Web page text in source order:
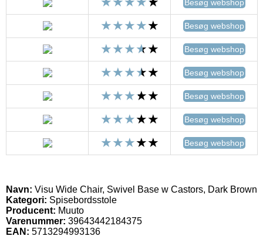
Besøg webshop
Besøg webshop
Besøg webshop
Besøg webshop
Besøg webshop
Besøg webshop
Besøg webshop
Navn: Visu Wide Chair, Swivel Base w Castors, Dark Brown
Kategori: Spisebordsstole
Producent: Muuto
Varenummer: 39643442184375
EAN: 5713294993136